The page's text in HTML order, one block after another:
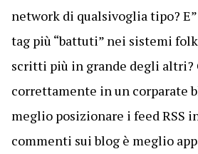
network di qualsivoglia tipo?
tag più “battuti” nei sistemi
scritti più in grande degli altri?
correttamente in un corparate
meglio posizionare i feed RSS
commenti sui blog è meglio